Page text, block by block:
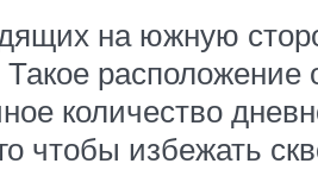
на южную
расположение
количество
чтобы избежать